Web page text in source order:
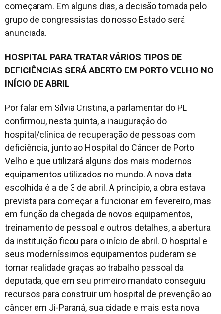
começaram. Em alguns dias, a decisão tomada pelo
grupo de congressistas do nosso Estado será
anunciada.
HOSPITAL PARA TRATAR VÁRIOS TIPOS DE
DEFICIÊNCIAS SERÁ ABERTO EM PORTO VELHO NO
INÍCIO DE ABRIL
Por falar em Sílvia Cristina, a parlamentar do PL
confirmou, nesta quinta, a inauguração do
hospital/clínica de recuperação de pessoas com
deficiência, junto ao Hospital do Câncer de Porto
Velho e que utilizará alguns dos mais modernos
equipamentos utilizados no mundo. A nova data
escolhida é a de 3 de abril. A princípio, a obra estava
prevista para começar a funcionar em fevereiro, mas
em função da chegada de novos equipamentos,
treinamento de pessoal e outros detalhes, a abertura
da instituição ficou para o início de abril. O hospital e
seus moderníssimos equipamentos puderam se
tornar realidade graças ao trabalho pessoal da
deputada, que em seu primeiro mandato conseguiu
recursos para construir um hospital de prevenção ao
câncer em Ji-Paraná, sua cidade e mais esta nova